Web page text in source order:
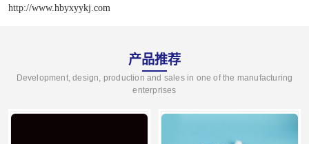
http://www.hbyxyykj.com
产品推荐
Development, design, production and sales in one of the manufacturing
enterprises